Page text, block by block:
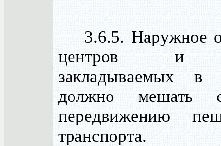
3.6.5. Наружное
центров и
закладываемых в
должно мешать
передвижению
транспорта.